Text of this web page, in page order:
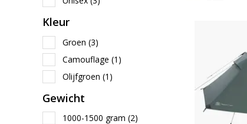
Kleur
Groen (3)
Camouflage (1)
Olijfgroen (1)
Gewicht
1000-1500 gram (2)